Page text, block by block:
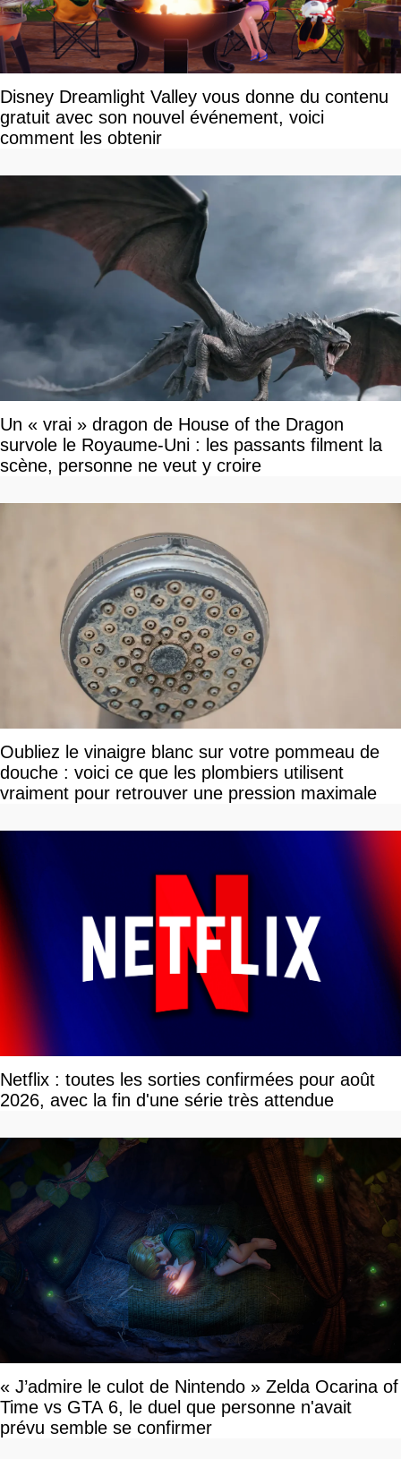
Disney Dreamlight Valley vous donne du contenu
gratuit avec son nouvel événement, voici
comment les obtenir
Un « vrai » dragon de House of the Dragon
survole le Royaume-Uni : les passants filment la
scène, personne ne veut y croire
Oubliez le vinaigre blanc sur votre pommeau de
douche : voici ce que les plombiers utilisent
vraiment pour retrouver une pression maximale
Netflix : toutes les sorties confirmées pour août
2026, avec la fin d'une série très attendue
« J’admire le culot de Nintendo » Zelda Ocarina of
Time vs GTA 6, le duel que personne n'avait
prévu semble se confirmer